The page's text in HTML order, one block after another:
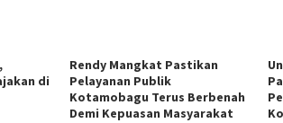
di
Rendy Mangkat Pastikan
Pelayanan Publik
Kotamobagu Terus Berbenah
Demi Kepuasan Masyarakat